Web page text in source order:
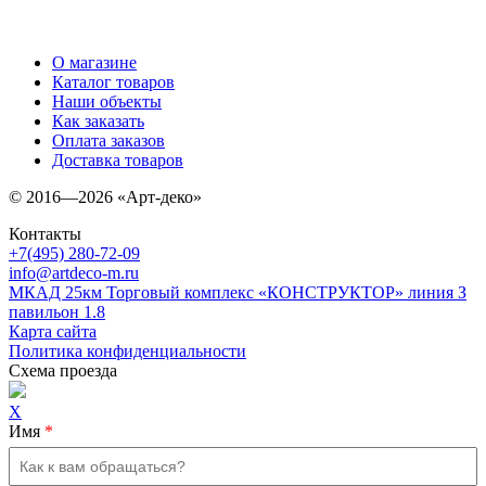
О магазине
Каталог товаров
Наши объекты
Как заказать
Оплата заказов
Доставка товаров
© 2016—2026 «Арт-деко»
Контакты
+7(495) 280-72-09
info@artdeco-m.ru
МКАД 25км Торговый комплекс «КОНСТРУКТОР» линия З
павильон 1.8
Карта сайта
Политика конфиденциальности
Схема проезда
X
Имя *